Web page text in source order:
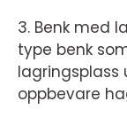
3. Benk med
type benk
lagringsplass
oppbevare